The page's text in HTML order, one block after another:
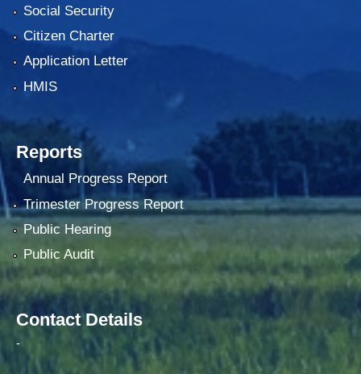
Social Security
Citizen Charter
Application Letter
HMIS
Reports
Annual Progress Report
Trimester Progress Report
Public Hearing
Public Audit
Contact Details
-